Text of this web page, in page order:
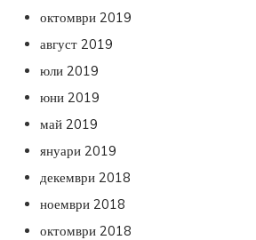
октомври 2019
август 2019
юли 2019
юни 2019
май 2019
януари 2019
декември 2018
ноември 2018
октомври 2018